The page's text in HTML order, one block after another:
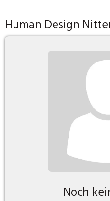
Human Design
Noch